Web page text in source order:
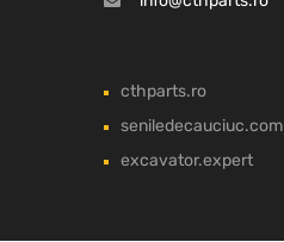
cthparts.ro
seniledecauciuc.com
excavator.expert